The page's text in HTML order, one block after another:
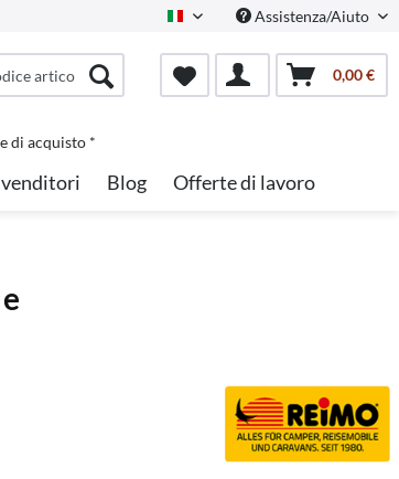
Italian Assistenza/Aiuto
0,00 €
di acquisto *
Blog Offerte di lavoro